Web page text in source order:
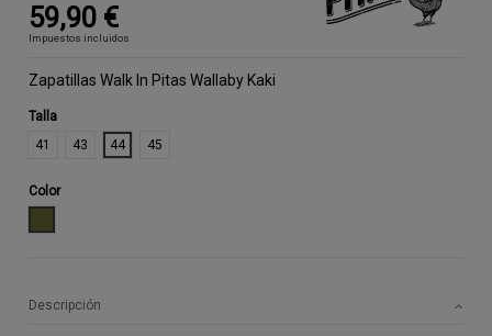
59,90 €
Impuestos incluidos
Zapatillas Walk In Pitas Wallaby Kaki
Talla
41
43 44 45
Color
Descripción